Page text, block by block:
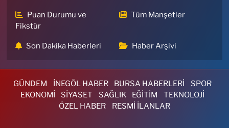
Puan Durumu ve
Fikstür
Tüm Manşetler
Son Dakika Haberleri Haber Arşivi
GÜNDEM İNEGÖL HABER BURSA HABERLERİ
SPOR
EKONOMİ
SİYASET SAĞLIK EĞİTİM
TEKNOLOJİ
ÖZEL HABER
RESMİ İLANLAR